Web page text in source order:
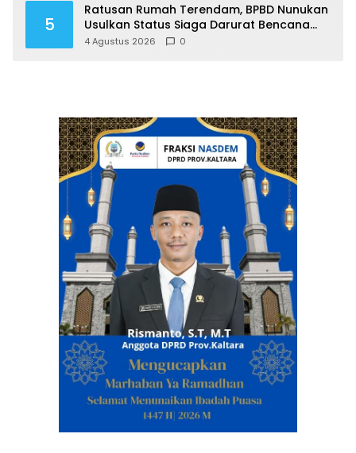
5
Ratusan Rumah Terendam, BPBD Nunukan
Usulkan Status Siaga Darurat Bencana
Hidrometeorologi
4 Agustus 2026 0